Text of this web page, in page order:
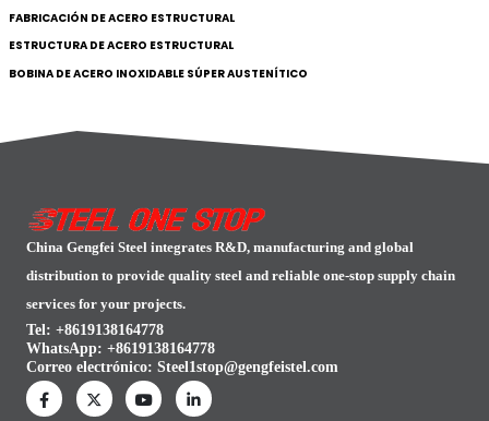
FABRICACIÓN DE ACERO ESTRUCTURAL
ESTRUCTURA DE ACERO ESTRUCTURAL
BOBINA DE ACERO INOXIDABLE SÚPER AUSTENÍTICO
China Gengfei Steel integrates R&D, manufacturing and global
distribution to provide quality steel and reliable one-stop supply chain
services for your projects.
Tel: +8619138164778
WhatsApp: +8619138164778
Correo electrónico: Steel1stop@gengfeistel.com